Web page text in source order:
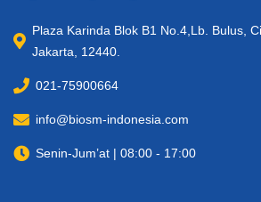
Plaza Karinda Blok B1 No.4,Lb. Bulus,
Jakarta, 12440.
021-75900664
info@biosm-indonesia.com
Senin-Jum’at | 08:00 - 17:00